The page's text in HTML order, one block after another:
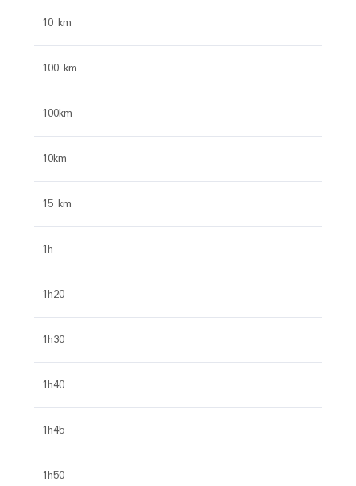
10 km
100 km
100km
10km
15 km
1h
1h20
1h30
1h40
1h45
1h50